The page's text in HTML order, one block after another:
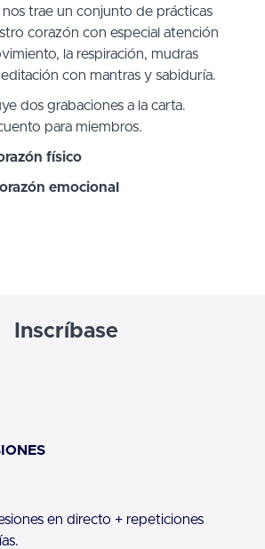
trae un conjunto de prácticas
corazón con especial atención
la respiración, mudras
con mantras y sabiduría.
dos grabaciones a la carta.
para miembros.
físico
emocional
Inscríbase
en directo + repeticiones